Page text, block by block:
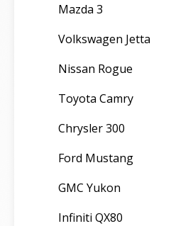
Mazda 3
Volkswagen Jetta
Nissan Rogue
Toyota Camry
Chrysler 300
Ford Mustang
GMC Yukon
Infiniti QX80